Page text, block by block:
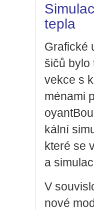
tepla
Gra­fic­ké
ši­čů bylo
vek­ce s
mé­na­mi
kál­ní
které se
a
V
nové